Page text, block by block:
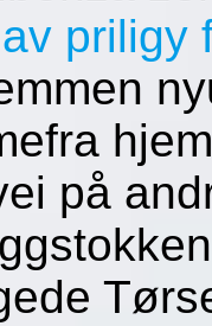
priligy
på